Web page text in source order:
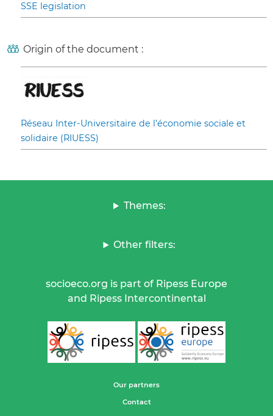
SSE legislation
Origin of the document :
Réseau Inter-Universitaire de l’économie sociale et
solidaire (RIUESS)
Themes:
Other filters:
socioeco.org is part of Ripess Europe
and Ripess Intercontinental
Our partners
Contact